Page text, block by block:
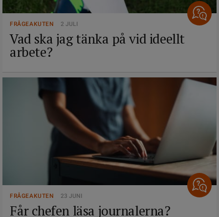
FRÅGEAKUTEN 2 JULI
Vad ska jag tänka på vid ideellt
arbete?
FRÅGEAKUTEN 23 JUNI
Får chefen läsa journalerna?